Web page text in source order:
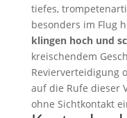
tiefes,
besonders im Flug
klingen hoch und
kreischendem
Revierverteidigung
auf die Rufe dieser
ohne Sichtkontakt